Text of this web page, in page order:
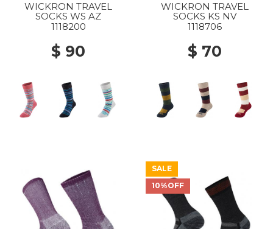
WICKRON TRAVEL
SOCKS WS AZ
1118200
$ 90
WICKRON TRAVEL
SOCKS KS NV
1118706
$ 70
SALE
10%OFF